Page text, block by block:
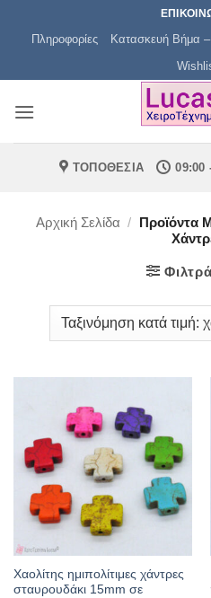
Πληροφορίες Κατασκευή Βήμα
ΤΟΠΟΘΕΣΙΑ 09:00
Αρχική Σελίδα / Προϊόντα
Χαολίτης ημιπολίτιμες χάντρες
σταυρουδάκι 15mm σε